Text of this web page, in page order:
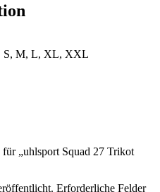
S, M, L, XL, XXL
für „uhlsport Squad 27 Trikot
Erforderliche Felder